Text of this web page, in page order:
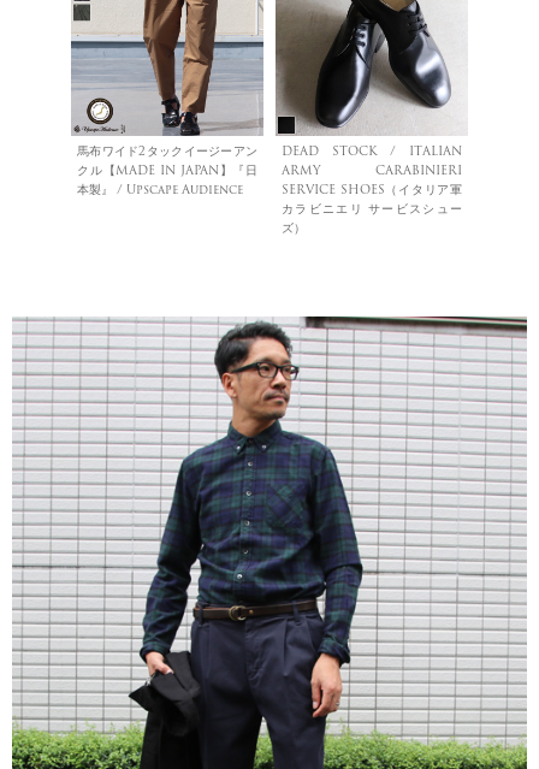
馬布ワイド2タックイージーアン
クル【MADE IN JAPAN】『日
本製』 / Upscape Audience
DEAD STOCK / ITALIAN
ARMY CARABINIERI
SERVICE SHOES（イタリア軍
カラビニエリ サービスシュー
ズ）